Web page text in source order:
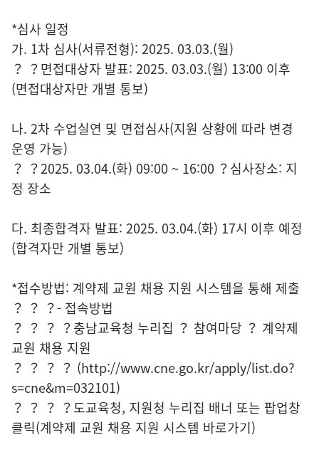
*심사 일정
가. 1차 심사(서류전형): 2025. 03.03.(월)
？ ？면접대상자 발표: 2025. 03.03.(월) 13:00 이후
(면접대상자만 개별 통보)
나. 2차 수업실연 및 면접심사(지원 상황에 따라 변경
운영 가능)
？ ？2025. 03.04.(화) 09:00 ~ 16:00 ？심사장소: 지
정 장소
다. 최종합격자 발표: 2025. 03.04.(화) 17시 이후 예정
(합격자만 개별 통보)
*접수방법: 계약제 교원 채용 지원 시스템을 통해 제출
？ ？ ？- 접속방법
？ ？ ？ ？충남교육청 누리집 ？ 참여마당 ？ 계약제
교원 채용 지원
？ ？ ？ ？ (http://www.cne.go.kr/apply/list.do?
s=cne&m=032101)
？ ？ ？ ？도교육청, 지원청 누리집 배너 또는 팝업창
클릭(계약제 교원 채용 지원 시스템 바로가기)